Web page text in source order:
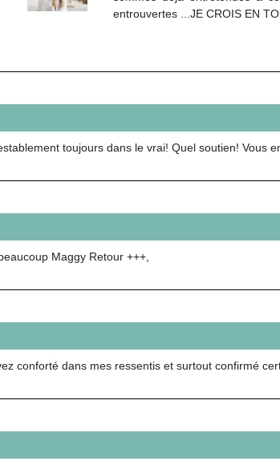
entrouvertes ...JE CROIS EN
toujours dans le vrai! Quel soutien! Vous
Maggy Retour +++,
conforté dans mes ressentis et surtout confirmé